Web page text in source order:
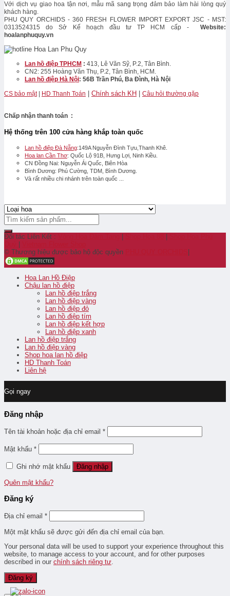
Với dịch vụ giao hoa tận nơi, mẫu mã sang trọng đảm bảo làm hài lòng quý
khách hàng.
PHU QUY ORCHIDS - 360 FRESH FLOWER IMPORT EXPORT JSC - MST:
0313524315 do Sở Kế hoạch đầu tư TP HCM cấp - Website:
hoalanphuquy.vn
Lan hồ điệp TPHCM : 413, Lê Văn Sỹ, P.2, Tân Bình.
CN2: 255 Hoàng Văn Thụ, P.2, Tân Bình, HCM.
Lan hồ điệp Hà Nội: 56B Trần Phú, Ba Đình, Hà Nội
CS bảo mật| HD Thanh Toán Chính sách KH Câu hỏi thường gặp
Chấp nhận thanh toán :
Hệ thống trên 100 cửa hàng khắp toàn quốc
Lan hồ điệp Đà Nẵng:149A Nguyễn Đình Tựu,Thanh Khê.
Hoa lan Cần Thơ: Quốc Lộ 91B, Hưng Lợi, Ninh Kiều.
CN Đồng Nai: Nguyễn Ái Quốc, Biên Hòa
Bình Dương: Phú Cường, TDM, Bình Dương.
Và rất nhiều chi nhánh trên toàn quốc ...
Đối tác Liên Kết : | |
|
© Thương hiệu được bảo hộ độc quyền
|
Hoa Lan Hồ Điệp
Chậu lan hồ điệp
Lan hồ điệp trắng
Lan hồ điệp vàng
Lan hồ điệp đỏ
Lan hồ điệp tím
Lan hồ điệp kết hợp
Lan hồ điệp xanh
Lan hồ điệp trắng
Lan hồ điệp vàng
Shop hoa lan hồ điệp
HD Thanh Toán
Liên hệ
Gọi ngay
Đăng nhập
Tên tài khoản hoặc địa chỉ email *
Mật khẩu *
Ghi nhớ mật khẩu Đăng nhập
Quên mật khẩu?
Đăng ký
Địa chỉ email *
Một mật khẩu sẽ được gửi đến địa chỉ email của bạn.
Your personal data will be used to support your experience throughout this
website, to manage access to your account, and for other purposes
described in our chính sách riêng tư
Đăng ký